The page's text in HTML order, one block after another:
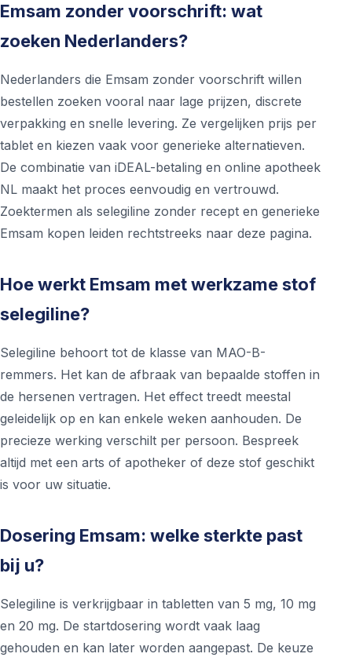
Emsam zonder voorschrift: wat
zoeken Nederlanders?
Nederlanders die Emsam zonder voorschrift willen
bestellen zoeken vooral naar lage prijzen, discrete
verpakking en snelle levering. Ze vergelijken prijs per
tablet en kiezen vaak voor generieke alternatieven.
De combinatie van iDEAL-betaling en online apotheek
NL maakt het proces eenvoudig en vertrouwd.
Zoektermen als selegiline zonder recept en generieke
Emsam kopen leiden rechtstreeks naar deze pagina.
Hoe werkt Emsam met werkzame stof
selegiline?
Selegiline behoort tot de klasse van MAO-B-
remmers. Het kan de afbraak van bepaalde stoffen in
de hersenen vertragen. Het effect treedt meestal
geleidelijk op en kan enkele weken aanhouden. De
precieze werking verschilt per persoon. Bespreek
altijd met een arts of apotheker of deze stof geschikt
is voor uw situatie.
Dosering Emsam: welke sterkte past
bij u?
Selegiline is verkrijgbaar in tabletten van 5 mg, 10 mg
en 20 mg. De startdosering wordt vaak laag
gehouden en kan later worden aangepast. De keuze